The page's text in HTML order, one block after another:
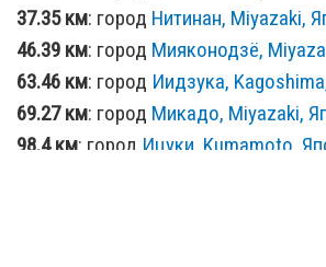
37.35 км: город Нитинан, Miyazaki,
46.39 км: город Мияконодзё,
63.46 км: город Иидзука,
69.27 км: город Микадо, Miyazaki,
98.4 км: город Ицуки, Kumamoto,